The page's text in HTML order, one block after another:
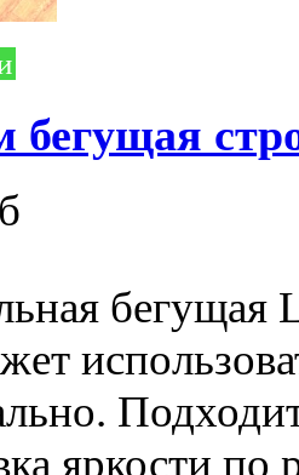
бегущая
бегущая
яркости